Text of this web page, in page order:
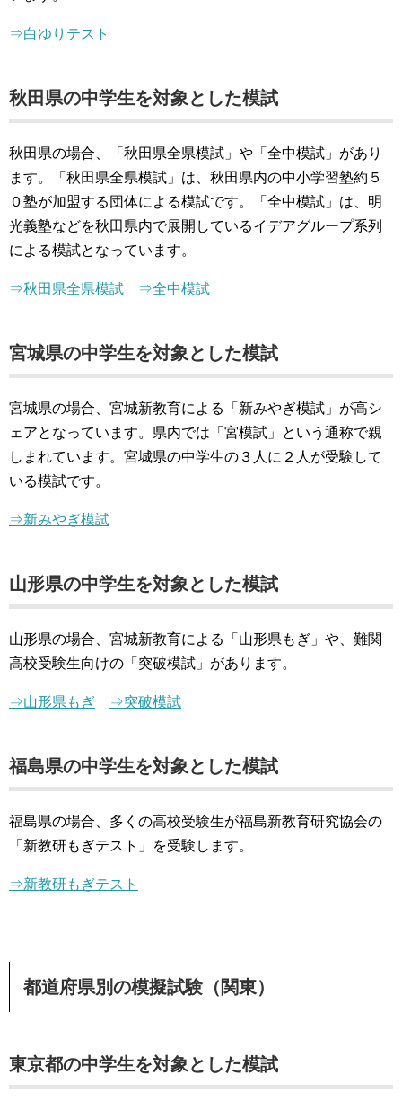
⇒白ゆりテスト
秋田県の中学生を対象とした模試
秋田県の場合、「秋田県全県模試」や「全中模試」があり
ます。「秋田県全県模試」は、秋田県内の中小学習塾約５
０塾が加盟する団体による模試です。「全中模試」は、明
光義塾などを秋田県内で展開しているイデアグループ系列
による模試となっています。
⇒秋田県全県模試 ⇒全中模試
宮城県の中学生を対象とした模試
宮城県の場合、宮城新教育による「新みやぎ模試」が高シ
ェアとなっています。県内では「宮模試」という通称で親
しまれています。宮城県の中学生の３人に２人が受験して
いる模試です。
⇒新みやぎ模試
山形県の中学生を対象とした模試
山形県の場合、宮城新教育による「山形県もぎ」や、難関
高校受験生向けの「突破模試」があります。
⇒山形県もぎ ⇒突破模試
福島県の中学生を対象とした模試
福島県の場合、多くの高校受験生が福島新教育研究協会の
「新教研もぎテスト」を受験します。
⇒新教研もぎテスト
都道府県別の模擬試験（関東）
東京都の中学生を対象とした模試